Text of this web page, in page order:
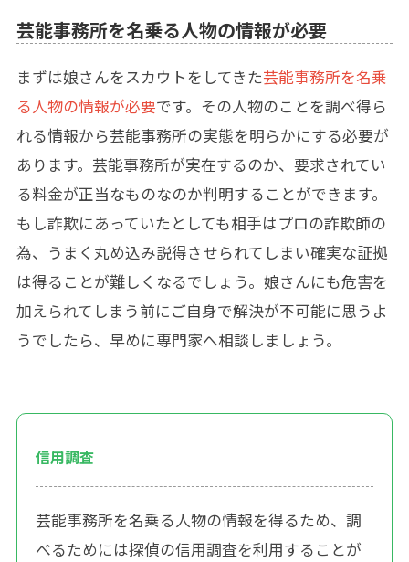
芸能事務所を名乗る人物の情報が必要
まずは娘さんをスカウトをしてきた芸能事務所を名乗
る人物の情報が必要です。その人物のことを調べ得ら
れる情報から芸能事務所の実態を明らかにする必要が
あります。芸能事務所が実在するのか、要求されてい
る料金が正当なものなのか判明することができます。
もし詐欺にあっていたとしても相手はプロの詐欺師の
為、うまく丸め込み説得させられてしまい確実な証拠
は得ることが難しくなるでしょう。娘さんにも危害を
加えられてしまう前にご自身で解決が不可能に思うよ
うでしたら、早めに専門家へ相談しましょう。
信用調査
芸能事務所を名乗る人物の情報を得るため、調
べるためには探偵の信用調査を利用することが